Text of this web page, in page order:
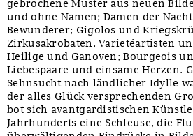
gebrochene Muster aus neuen
und ohne Namen; Damen der
Bewunderer; Gigolos und
Zirkusakrobaten, Varietéartisten
Heilige und Ganoven; Bourgeois
Liebespaare und einsame Herzen.
Sehnsucht nach ländlicher Idylle
der alles Glück versprechenden
bot sich avantgardistischen
Jahrhunderts eine Schleuse, die